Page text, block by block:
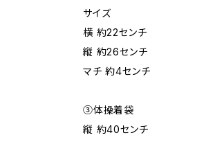
サイズ
横 約22センチ
縦 約26センチ
マチ 約4センチ
③体操着袋
縦 約40センチ